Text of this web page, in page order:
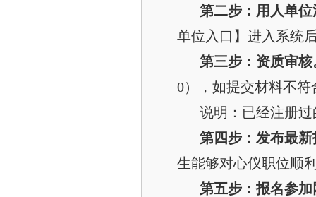
第二步：用人单位
单位入口】进入系统
第三步：资质审核
0），如提交材料不
说明： 已经注册
第四步：发布最
生能够对心仪职位顺
第五步：报名参